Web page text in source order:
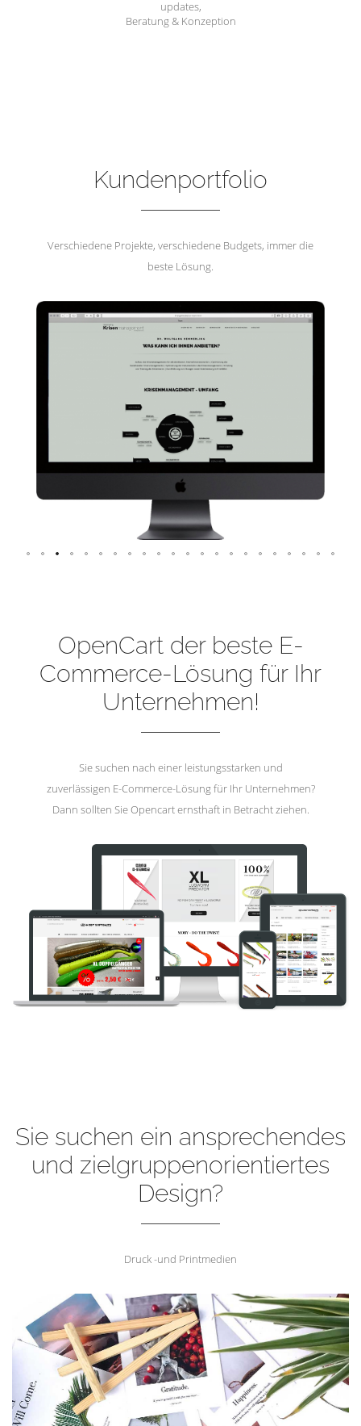
updates,
Beratung & Konzeption
Kundenportfolio
Verschiedene Projekte, verschiedene Budgets, immer die
beste Lösung.
OpenCart der beste E-
Commerce-Lösung für Ihr
Unternehmen!
Sie suchen nach einer leistungsstarken und
zuverlässigen E-Commerce-Lösung für Ihr Unternehmen?
Dann sollten Sie Opencart ernsthaft in Betracht ziehen.
Sie suchen ein ansprechendes
und zielgruppenorientiertes
Design?
Druck -und Printmedien